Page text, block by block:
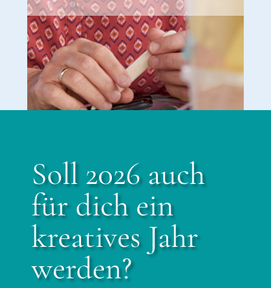
Soll 2026 auch
für dich ein
kreatives Jahr
werden?